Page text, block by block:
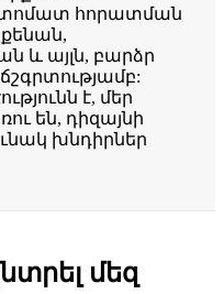
հորատման
և այլն, բարձր
է, մեր
են, դիզայնի
խնդիրներ
մեզ